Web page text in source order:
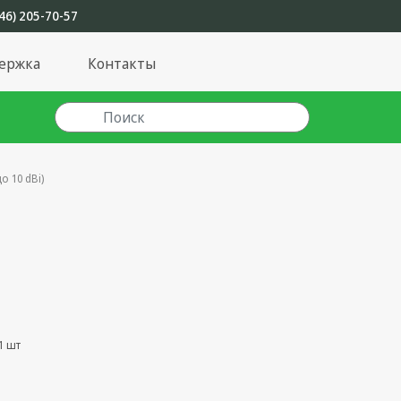
205-70-57
Контакты
10 dBi)
шт